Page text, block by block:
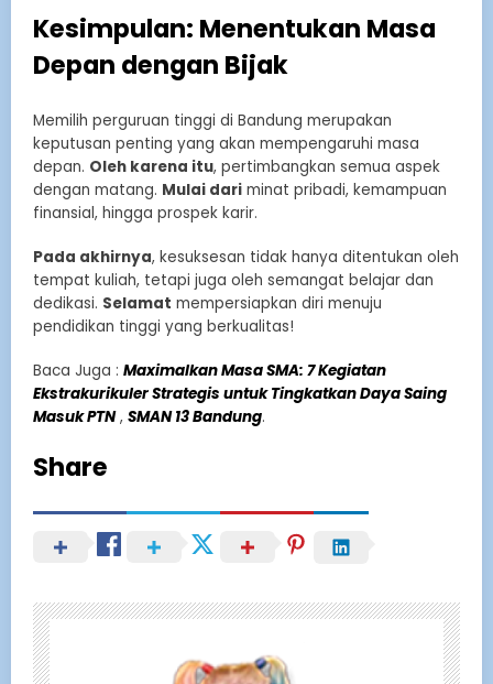
Kesimpulan: Menentukan Masa
Depan dengan Bijak
Memilih perguruan tinggi di Bandung merupakan
keputusan penting yang akan mempengaruhi masa
depan. Oleh karena itu, pertimbangkan semua aspek
dengan matang. Mulai dari minat pribadi, kemampuan
finansial, hingga prospek karir.
Pada akhirnya, kesuksesan tidak hanya ditentukan oleh
tempat kuliah, tetapi juga oleh semangat belajar dan
dedikasi. Selamat mempersiapkan diri menuju
pendidikan tinggi yang berkualitas!
Baca Juga : Maximalkan Masa SMA: 7 Kegiatan
Ekstrakurikuler Strategis untuk Tingkatkan Daya Saing
Masuk PTN, SMAN 13 Bandung.
Share